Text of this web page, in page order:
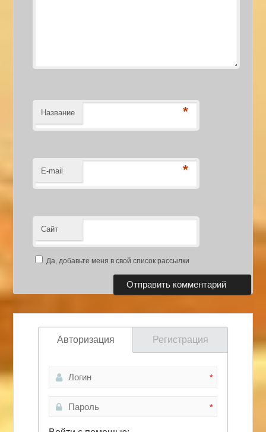
Название *
E-mail *
Сайт
Да, добавьте меня в свой список рассылки
Авторизация Регистрация
*
*